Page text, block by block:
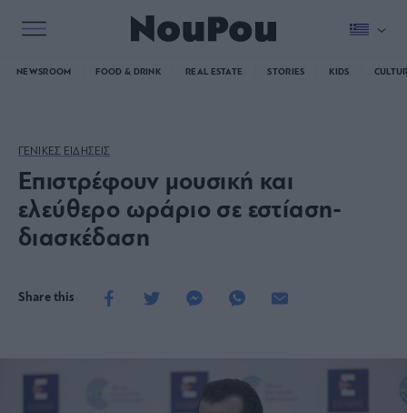
NEWSROOM FOOD & DRINK REAL ESTATE STORIES KIDS
ΓΕΝΙΚΕΣ ΕΙΔΗΣΕΙΣ
Επιστρέφουν μουσική και
ελεύθερο ωράριο σε εστίαση-
διασκέδαση
Share this